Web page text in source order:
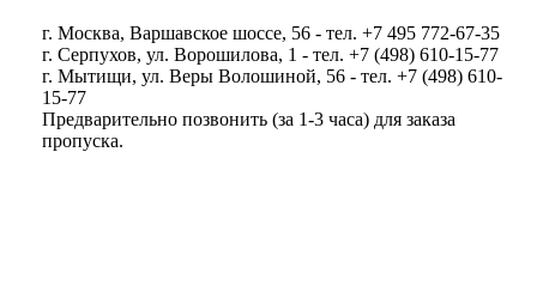
г. Москва, Варшавское шоссе, 56 - тел. +7 495 772-67-35
г. Серпухов, ул. Ворошилова, 1 - тел. +7 (498) 610-15-77
г. Мытищи, ул. Веры Волошиной, 56 - тел. +7 (498) 610-
15-77
Предварительно позвонить (за 1-3 часа) для заказа
пропуска.